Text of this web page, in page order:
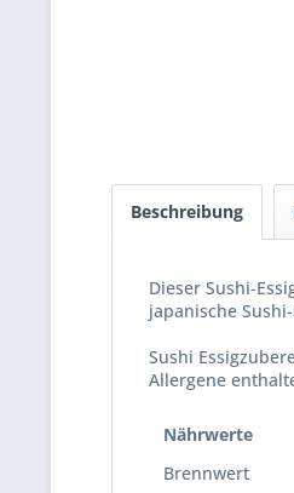
Beschreibung
Dieser Sushi-
japanische
Sushi
Allergene
Nährwerte
Brennwert